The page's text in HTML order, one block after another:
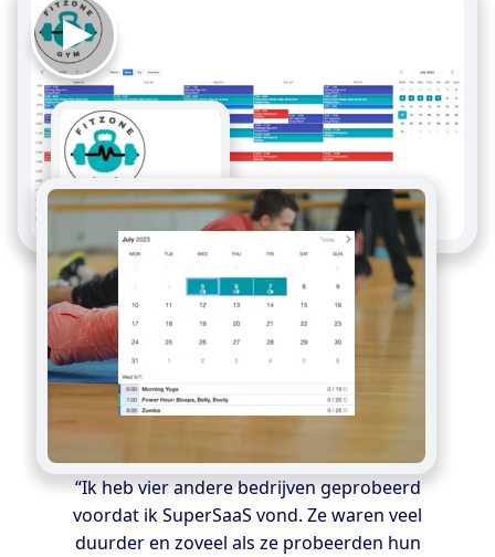
“Ik heb vier andere bedrijven geprobeerd
voordat ik SuperSaaS vond. Ze waren veel
duurder en zoveel als ze probeerden hun